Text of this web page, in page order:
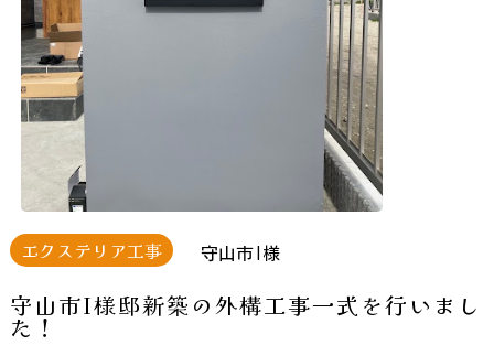
エクステリア工事 守山市I様
守山市I様邸新築の外構工事一式を行いまし
た！